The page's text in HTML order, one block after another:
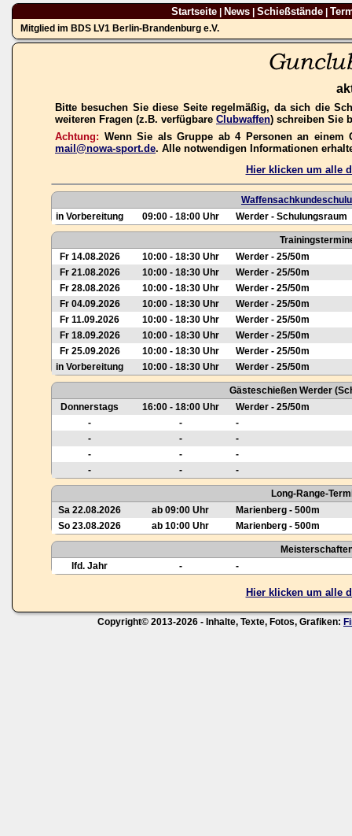
Startseite| News| Schießstände|
Mitglied im BDS LV1 Berlin-Brandenburg e.V.
Bitte besuchen Sie diese Seite regelmäßig, da sich die
weiteren Fragen (z.B. verfügbare Clubwaffen) schreiben Sie
Achtung: Wenn Sie als Gruppe ab 4 Personen an
mail@nowa-sport.de. Alle notwendigen Informationen
Hier klicken um alle
in Vorbereitung
09:00 - 18:00 Uhr Werder - Schulungsraum
Fr 14.08.2026
10:00 - 18:30 Uhr
Werder - 25/50m
Fr 21.08.2026
10:00 - 18:30 Uhr
Werder - 25/50m
Fr 28.08.2026
10:00 - 18:30 Uhr
Werder - 25/50m
Fr 04.09.2026
10:00 - 18:30 Uhr
Werder - 25/50m
Fr 11.09.2026
10:00 - 18:30 Uhr
Werder - 25/50m
Fr 18.09.2026
10:00 - 18:30 Uhr
Werder - 25/50m
Fr 25.09.2026
10:00 - 18:30 Uhr
Werder - 25/50m
in Vorbereitung
10:00 - 18:30 Uhr Werder - 25/50m
Gästeschießen Werder
Donnerstags
16:00 - 18:00 Uhr
Werder - 25/50m
-
-
-
-
-
-
-
-
-
-
- -
Long-Range-
Sa 22.08.2026
ab 09:00 Uhr
Marienberg - 500m
So 23.08.2026
ab 10:00 Uhr Marienberg - 500m
lfd. Jahr
- -
Hier klicken um alle
Copyright© 2013-2026 - Inhalte, Texte, Fotos, Grafiken: